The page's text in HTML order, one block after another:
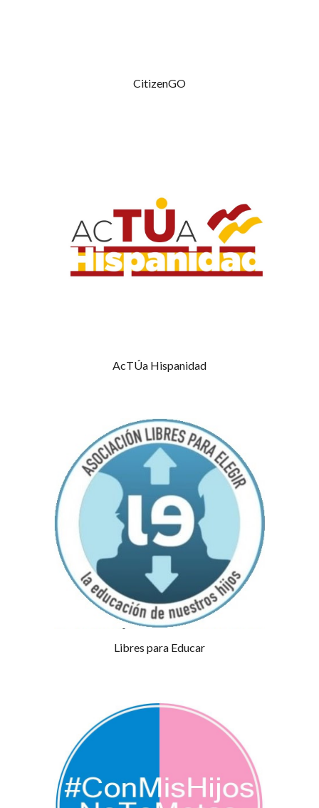
CitizenGO
AcTÚa Hispanidad
Libres para Educar